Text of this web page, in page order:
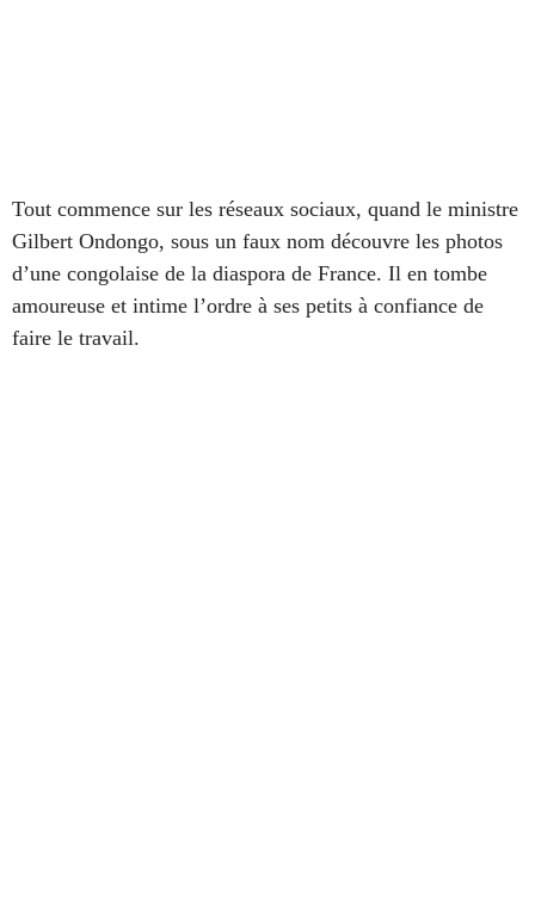
Tout commence sur les réseaux sociaux, quand le ministre
Gilbert Ondongo, sous un faux nom découvre les photos
d’une congolaise de la diaspora de France. Il en tombe
amoureuse et intime l’ordre à ses petits à confiance de
faire le travail.